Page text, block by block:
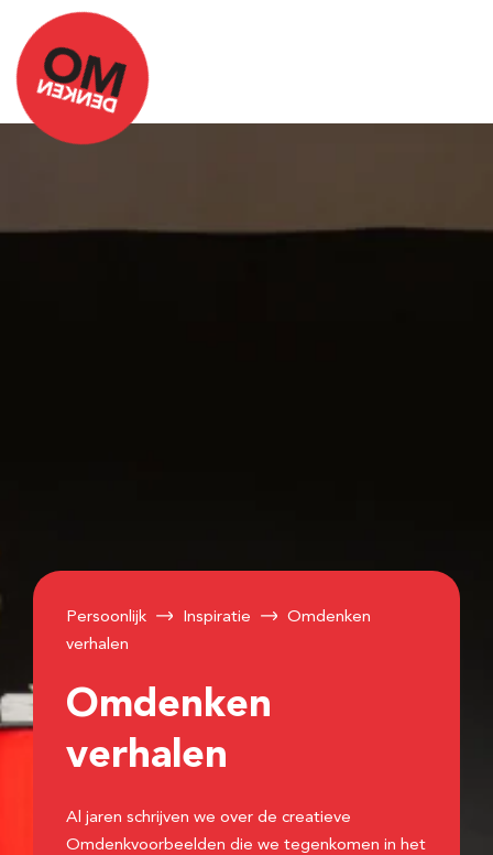
Persoonlijk Inspiratie
Omdenken
verhalen
Omdenken
verhalen
Al jaren schrijven we over de creatieve
Omdenkvoorbeelden die we tegenkomen in het